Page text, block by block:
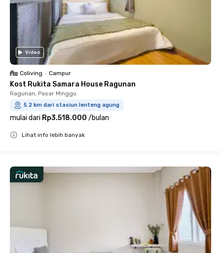
Video
Coliving • Campur
Kost Rukita Samara House Ragunan
Ragunan, Pasar Minggu
5.2 km dari stasiun lenteng agung
mulai dari Rp3.518.000 /bulan
Lihat info lebih banyak